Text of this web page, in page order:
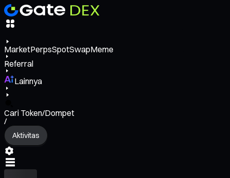
MarketPerpsSpotSwapMeme
Referral
Lainnya
Cari Token/Dompet
/
Aktivitas